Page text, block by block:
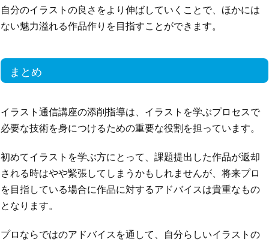
自分のイラストの良さをより伸ばしていくことで、ほかには
ない魅力溢れる作品作りを目指すことができます。
まとめ
イラスト通信講座の添削指導は、イラストを学ぶプロセスで
必要な技術を身につけるための重要な役割を担っています。
初めてイラストを学ぶ方にとって、課題提出した作品が返却
される時はやや緊張してしまうかもしれませんが、将来プロ
を目指している場合に作品に対するアドバイスは貴重なもの
となります。
プロならではのアドバイスを通して、自分らしいイラストの